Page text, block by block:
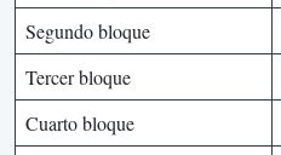
Segundo bloque
Tercer bloque
Cuarto bloque